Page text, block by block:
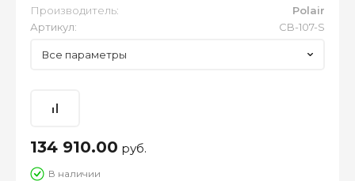
Производитель:
Polair
Артикул:
CB-107-S
Все параметры
134 910.00 руб.
В наличии